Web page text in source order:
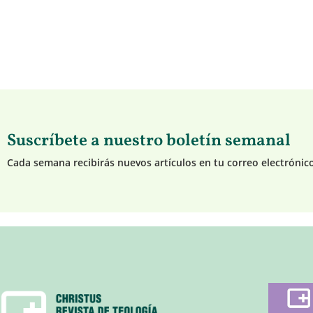
Suscríbete a nuestro boletín semanal
Cada semana recibirás nuevos artículos en tu correo